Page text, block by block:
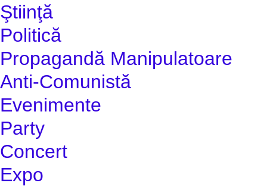
Ştiinţă
Politică
Propagandă Manipulatoare
Anti-Comunistă
Evenimente
Party
Concert
Expo